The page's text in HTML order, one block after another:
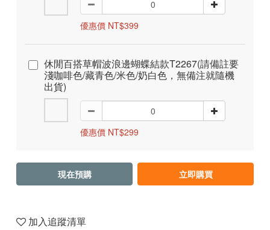
優惠價 NT$399
休閒百搭草帽波浪邊蝴蝶結款T2267(請備註要
淺咖啡色/藏青色/米色/奶白色，無備注就隨機
出貨)
優惠價 NT$299
現在預購 立即購買
加入追蹤清單